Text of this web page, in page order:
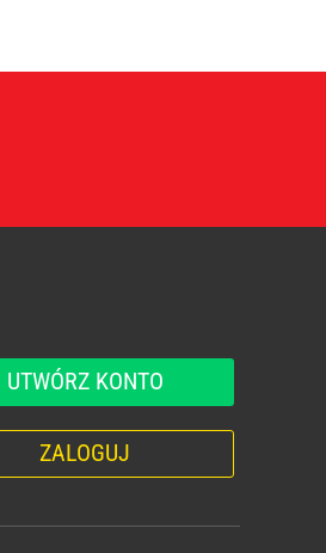
UTWÓRZ KONTO
ZALOGUJ